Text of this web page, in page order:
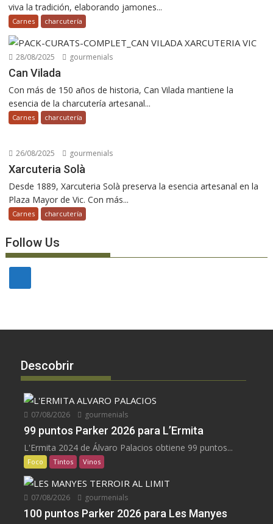
viva la tradición, elaborando jamones...
Carnes charcutería
28/08/2025 gourmenials
Can Vilada
Con más de 150 años de historia, Can Vilada mantiene la
esencia de la charcutería artesanal...
Carnes charcutería
26/08/2025 gourmenials
Xarcuteria Solà
Desde 1889, Xarcuteria Solà preserva la esencia artesanal en la
Plaza Mayor de Vic. Con más...
Carnes charcutería
Follow Us
Descobrir
07/08/2026 gourmenials
99 puntos Parker 2026 para L’Ermita
L'Ermita 2024 de Álvaro Palacios obtiene 99 puntos...
Foco Tintos Vinos
07/08/2026 gourmenials
100 puntos Parker 2026 para Les Manyes